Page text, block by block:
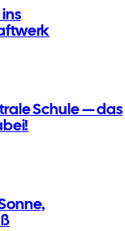
Schule — das